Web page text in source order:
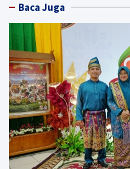
Baca Juga